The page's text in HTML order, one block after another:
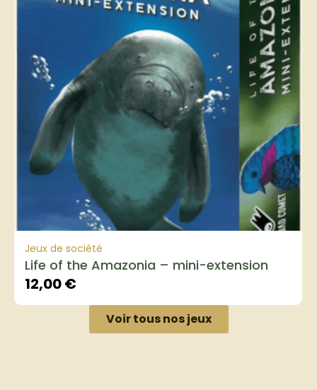
Jeux de société
Life of the Amazonia – mini-extension
12,00€
Voir tous nos jeux